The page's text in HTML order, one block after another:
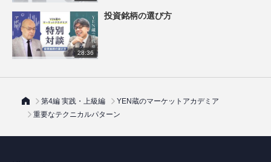
28:36
投資銘柄の選び方
第4編 実践・上級編
YEN蔵のマーケットアカデミア
重要なテクニカルパターン